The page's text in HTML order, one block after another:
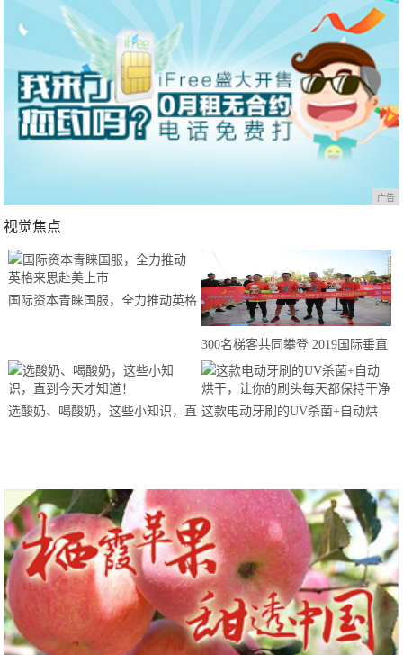
广告
视觉焦点
国际资本青睐国服，全力推动英格
300名梯客共同攀登 2019国际垂直
马拉松超级精英赛顺德海骏达中心
站欢乐开跑
选酸奶、喝酸奶，这些小知识，直 这款电动牙刷的UV杀菌+自动烘